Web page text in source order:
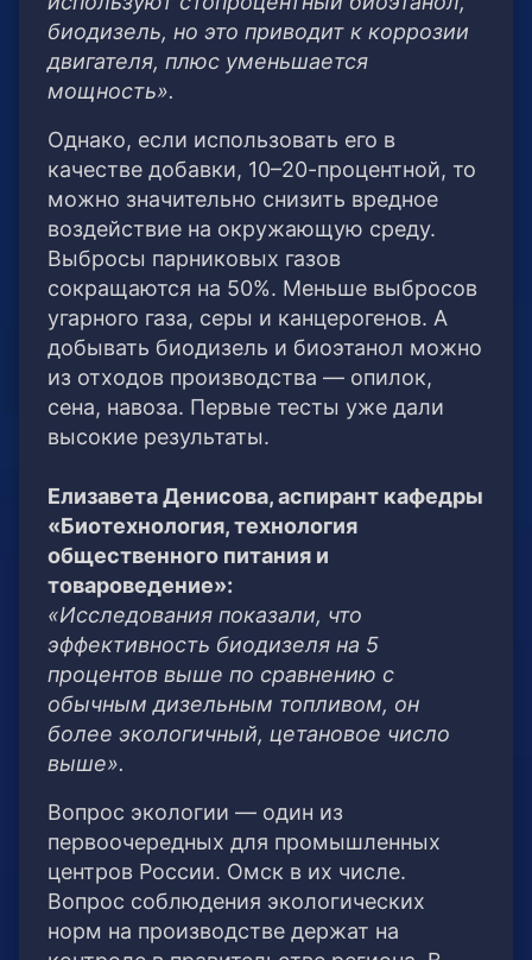
биодизель, но это приводит к коррозии
двигателя, плюс уменьшается
мощность».
Однако, если использовать его в
качестве добавки, 10–20-процентной, то
можно значительно снизить вредное
воздействие на окружающую среду.
Выбросы парниковых газов
сокращаются на 50%. Меньше выбросов
угарного газа, серы и канцерогенов. А
добывать биодизель и биоэтанол можно
из отходов производства — опилок,
сена, навоза. Первые тесты уже дали
высокие результаты.
Елизавета Денисова, аспирант кафедры
«Биотехнология, технология
общественного питания и
товароведение»:
«Исследования показали, что
эффективность биодизеля на 5
процентов выше по сравнению с
обычным дизельным топливом, он
более экологичный, цетановое число
выше».
Вопрос экологии — один из
первоочередных для промышленных
центров России. Омск в их числе.
Вопрос соблюдения экологических
норм на производстве держат на